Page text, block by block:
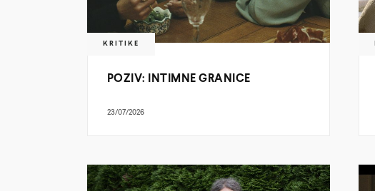
KRITIKE
POZIV: INTIMNE GRANICE
23/07/2026